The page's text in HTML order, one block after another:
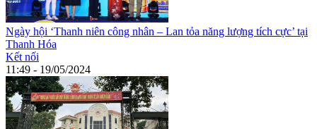
Ngày hội ‘Thanh niên công nhân – Lan tỏa năng lượng tích cực’ tại
Thanh Hóa
Kết nối
11:49 - 19/05/2024